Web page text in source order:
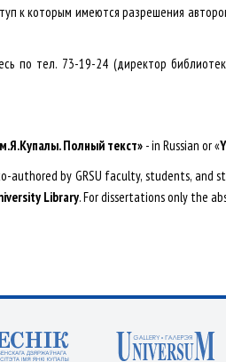
к которым имеются разрешения
по тел. 73-19-24 (директор
.Я.Купалы.Полный текст» - in Russian or «
authored by GRSU faculty, students,
Library. For dissertations only the